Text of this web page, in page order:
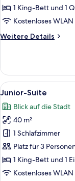
1 King-Bett und 1
Kostenloses WLAN
Weitere Details
Weitere
Vierbettzimmer
Alle
Fotos
für
Junior-
Suite
anzeigen
6
Junior-Suite
Blick auf die Stadt
40 m²
1 Schlafzimmer
Platz für 3
1 King-Bett und 1
Kostenloses WLAN